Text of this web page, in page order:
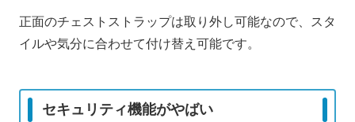
正面のチェストストラップは取り外し可能なので、スタ
イルや気分に合わせて付け替え可能です。
セキュリティ機能がやばい